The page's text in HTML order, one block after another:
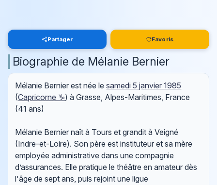
Partager Favoris
Biographie de Mélanie Bernier
Mélanie Bernier est née lesamedi 5 janvier 1985
(Capricorne ♑) à Grasse, Alpes-Maritimes, France
(41 ans)
Mélanie Bernier naît à Tours et grandit à Veigné
(Indre-et-Loire). Son père est instituteur et sa mère
employée administrative dans une compagnie
d’assurances. Elle pratique le théâtre en amateur dès
l'âge de sept ans, puis rejoint une ligue